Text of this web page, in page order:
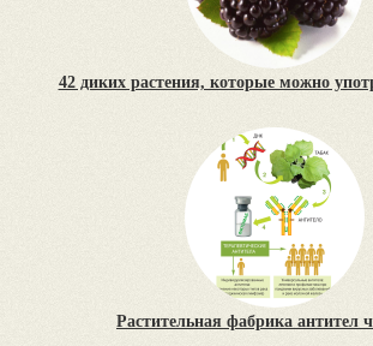
42 диких растения, которые можно
Растительная фабрика антител